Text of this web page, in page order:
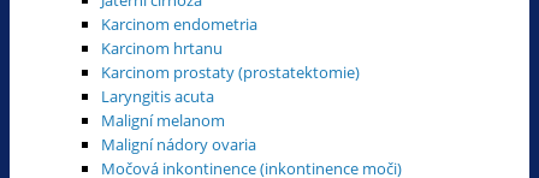
Karcinom endometria
Karcinom hrtanu
Karcinom prostaty (prostatektomie)
Laryngitis acuta
Maligní melanom
Maligní nádory ovaria
Močová inkontinence (inkontinence moči)